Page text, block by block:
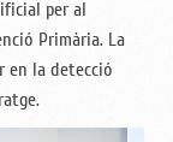
per al
Primària. La
en la detecció